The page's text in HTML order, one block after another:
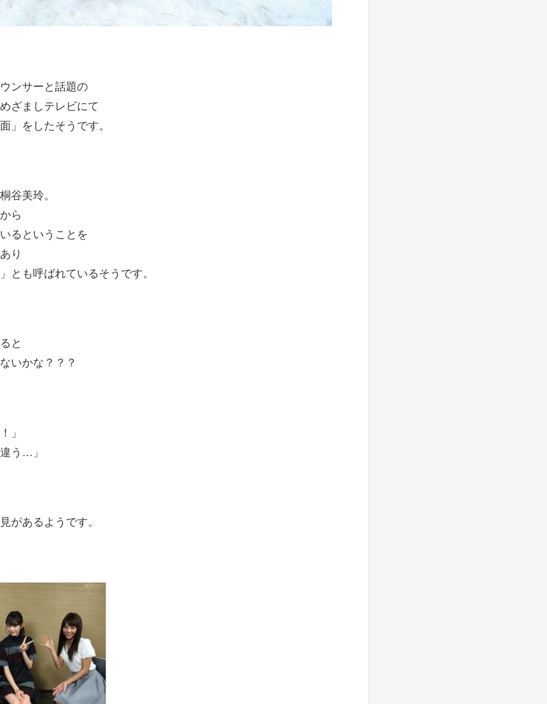
ンサーと話題の
ざましテレビにて
」をしたそうです。
谷美玲。
ら
るということを
り
とも呼ばれているそうです。
と
いかな？？？
」
う…」
があるようです。